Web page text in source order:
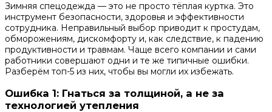
Зимняя спецодежда — это не просто тёплая куртка. Это
инструмент безопасности, здоровья и эффективности
сотрудника. Неправильный выбор приводит к простудам,
обморожениям, дискомфорту и, как следствие, к падению
продуктивности и травмам. Чаще всего компании и сами
работники совершают одни и те же типичные ошибки.
Разберём топ-5 из них, чтобы вы могли их избежать.
Ошибка 1: Гнаться за толщиной, а не за
технологией утепления